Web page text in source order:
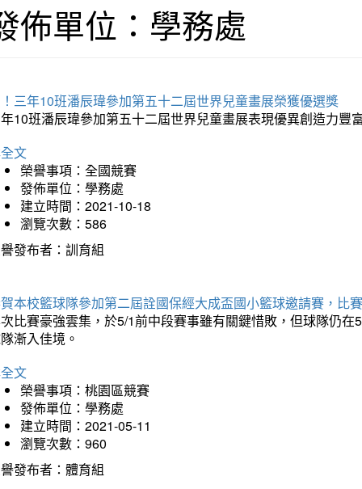
佈單位：學務處
三年10班潘辰瑋參加第五十二屆世界兒童畫展榮獲優選獎
10班潘辰瑋參加第五十二屆世界兒童畫展表現優異創造力豐
文
榮譽事項：全國競賽
發佈單位：學務處
建立時間：2021-10-18
瀏覽次數：586
發布者：訓育組
本校籃球隊參加第二屆詮國保經大成盃國小籃球邀請賽，比
比賽豪強雲集，於5/1前中段賽事雖有關鍵惜敗，但球隊仍
漸入佳境。
文
榮譽事項：桃園區競賽
發佈單位：學務處
建立時間：2021-05-11
瀏覽次數：960
發布者：體育組